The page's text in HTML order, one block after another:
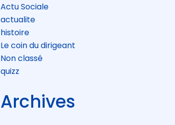
Actu Sociale
actualite
histoire
Le coin du dirigeant
Non classé
quizz
Archives